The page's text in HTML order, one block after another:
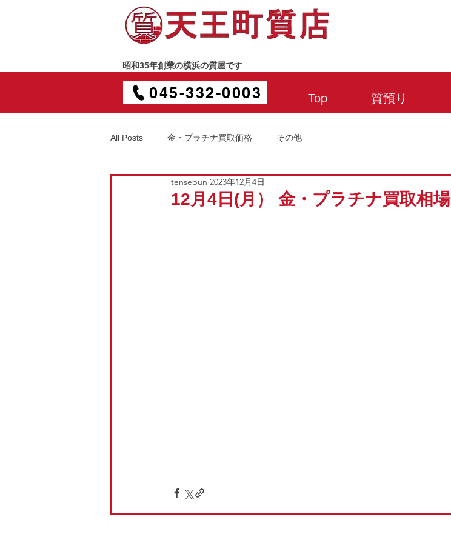
昭和35年創業の横浜の質屋です
045-332-0003 Top 質預り
All Posts 金・プラチナ買取価格 その他
12月4日(月） 金・プラチナ買取相場
tensebun 2023年12月4日